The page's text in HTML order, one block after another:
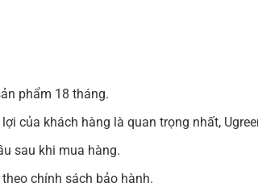
phẩm 18 tháng.
của khách hàng là quan trọng nhất,
sau khi mua hàng.
chính sách bảo hành.